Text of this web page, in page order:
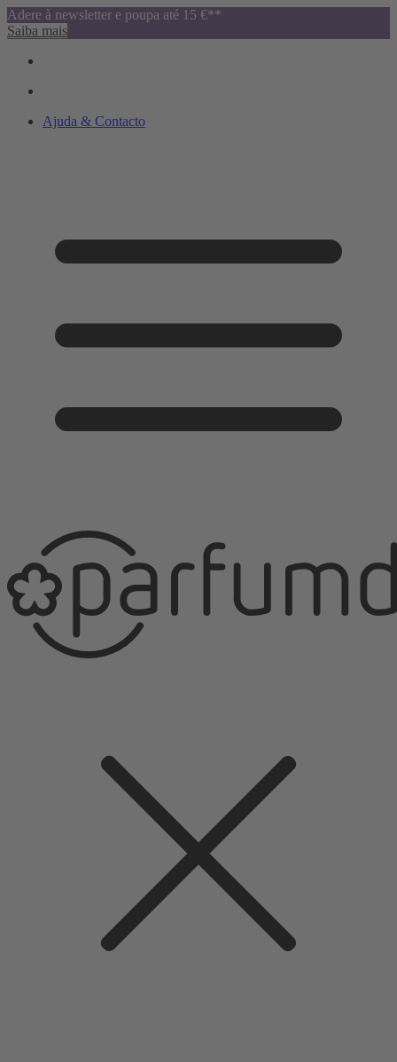
Adere à newsletter e poupa até 15 €**
Saiba mais
Ajuda & Contacto